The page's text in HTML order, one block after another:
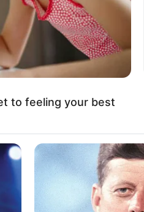
to feeling your best